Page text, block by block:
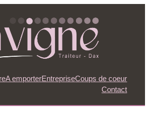
A emporterEntrepriseCoups de coeur
Contact